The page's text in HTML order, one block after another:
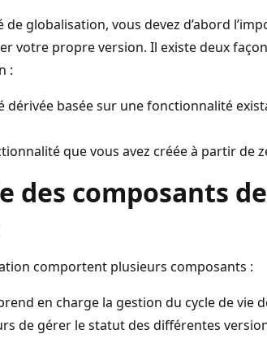
globalisation, vous devez d’abord
votre propre version. Il existe deux
:
basée sur une fonctionnalité
que vous avez créée à partir de
des composants
comportent plusieurs composants :
en charge la gestion du cycle de vie
de gérer le statut des différentes